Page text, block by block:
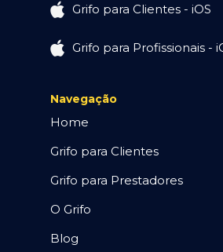
Grifo para Clientes - iOS
Grifo para Profissionais -
Navegação
Home
Grifo para Clientes
Grifo para Prestadores
O Grifo
Blog